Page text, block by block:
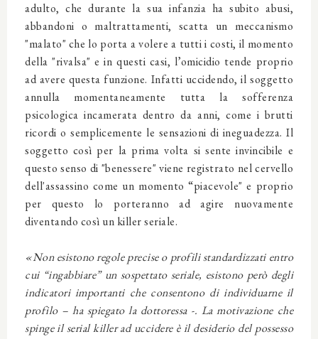
adulto, che durante la sua infanzia ha subito abusi,
abbandoni o maltrattamenti, scatta un meccanismo
"malato" che lo porta a volere a tutti i costi, il momento
della "rivalsa" e in questi casi, l’omicidio tende proprio
ad avere questa funzione. Infatti uccidendo, il soggetto
annulla momentaneamente tutta la sofferenza
psicologica incamerata dentro da anni, come i brutti
ricordi o semplicemente le sensazioni di ineguadezza. Il
soggetto così per la prima volta si sente invincibile e
questo senso di "benessere" viene registrato nel cervello
dell'assassino come un momento “piacevole" e proprio
per questo lo porteranno ad agire nuovamente
diventando così un killer seriale.
«Non esistono regole precise o profili standardizzati entro
cui “ingabbiare” un sospettato seriale, esistono però degli
indicatori importanti che consentono di individuarne il
profilo – ha spiegato la dottoressa -. La motivazione che
spinge il serial killer ad uccidere è il desiderio del possesso